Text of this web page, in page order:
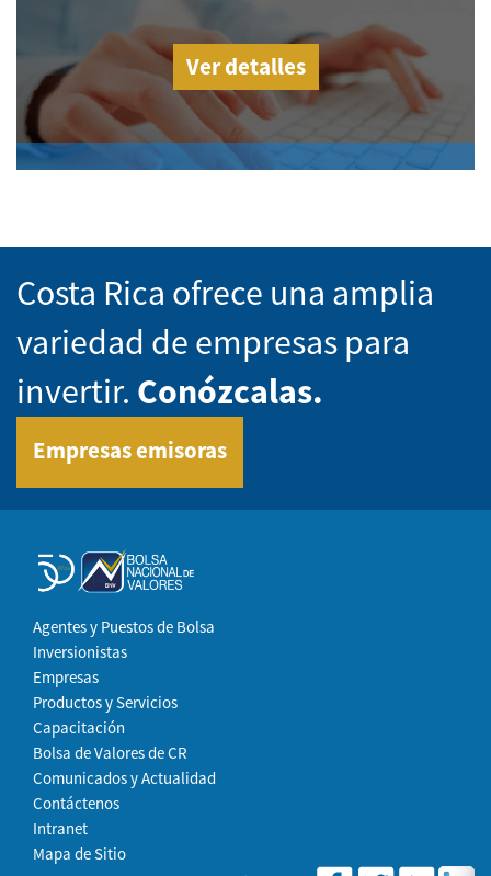
Ver detalles
Costa Rica ofrece una amplia
variedad de empresas para
invertir. Conózcalas.
Empresas emisoras
Agentes y Puestos de Bolsa
Inversionistas
Empresas
Productos y Servicios
Capacitación
Bolsa de Valores de CR
Comunicados y Actualidad
Contáctenos
Intranet
Mapa de Sitio